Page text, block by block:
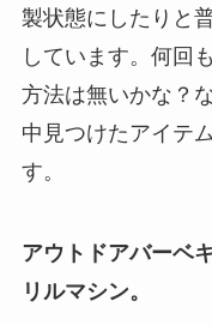
製状態にしたりと
しています。何回
方法は無いかな？
中見つけたアイテ
す。
アウトドアバーベ
リルマシン。